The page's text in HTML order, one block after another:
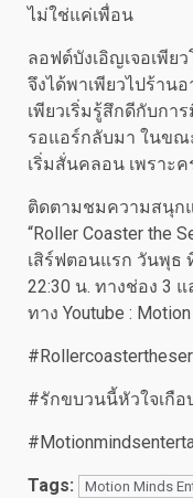
ไม่ใช่แค่เพื่อน
ลอฟต์บังเอิญเจอเพีย
จึงได้พาเพียวไปร้าน
เพียวเริ่มรู้สึกดีกับกา
รอแอร์กลับมา ในข
เริ่มสั่นคลอน เพราะ
ติดตามชมความสนุก
“Roller Coaster the
เสิร์ฟตอนแรก วันพุธ
22:30 น. ทางช่อง 3
ทาง Youtube :
#รักขบวนนี้หัวใจเกือ
Tags: Motion Minds